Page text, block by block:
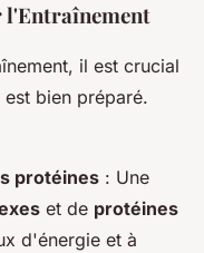
l'Entraînement
il est crucial
bien préparé.
protéines : Une
et de protéines
d'énergie et à